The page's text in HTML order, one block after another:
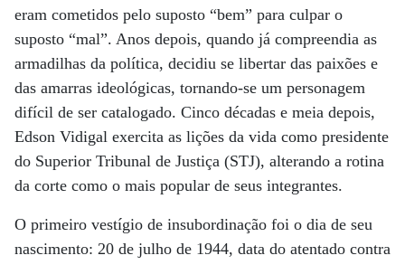
eram cometidos pelo suposto “bem” para culpar o
suposto “mal”. Anos depois, quando já compreendia as
armadilhas da política, decidiu se libertar das paixões e
das amarras ideológicas, tornando-se um personagem
difícil de ser catalogado. Cinco décadas e meia depois,
Edson Vidigal exercita as lições da vida como presidente
do Superior Tribunal de Justiça (STJ), alterando a rotina
da corte como o mais popular de seus integrantes.
O primeiro vestígio de insubordinação foi o dia de seu
nascimento: 20 de julho de 1944, data do atentado contra